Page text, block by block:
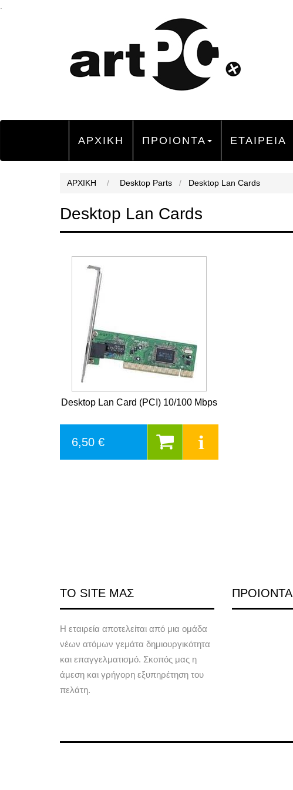
ΑΡΧΙΚΗ ΠΡΟΙΟΝΤΑ ΕΤΑΙΡΕΙΑ
ΑΡΧΙΚΗ / Desktop Parts / Desktop Lan Cards
Desktop Lan Cards
Desktop Lan Card (PCI) 10/100 Mbps
6,50 €
ΤΟ SITE ΜΑΣ
Η εταιρεία αποτελείται από μια ομάδα
νέων ατόμων γεμάτα δημιουργικότητα
και επαγγελματισμό. Σκοπός μας η
άμεση και γρήγορη εξυπηρέτηση του
πελάτη.
ΠΡΟΙΟΝΤΑ